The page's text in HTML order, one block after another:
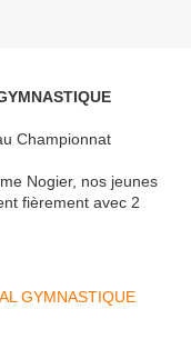
Championnat
Nogier, nos jeunes
fièrement avec 2